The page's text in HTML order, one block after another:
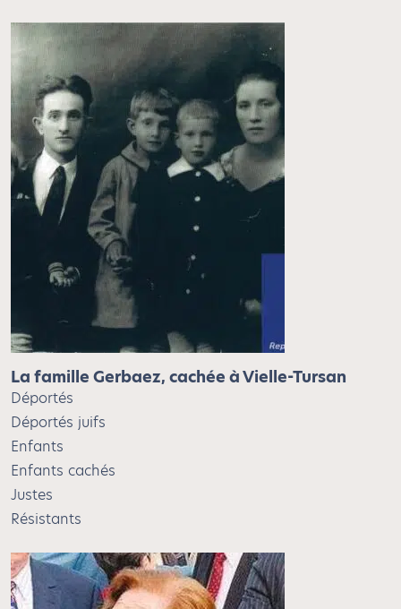
La famille Gerbaez, cachée à Vielle-Tursan
Déportés
Déportés juifs
Enfants
Enfants cachés
Justes
Résistants